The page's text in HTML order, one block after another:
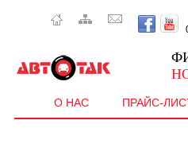
О НАС ПРАЙС-